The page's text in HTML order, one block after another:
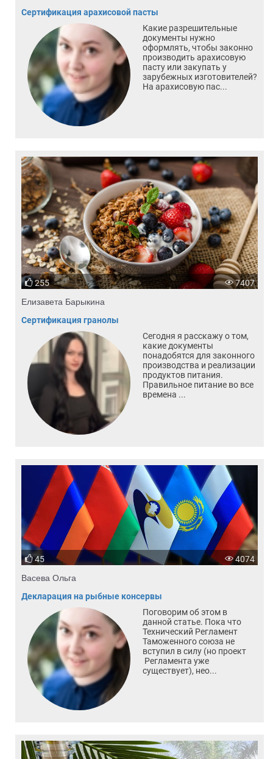
Сертификация арахисовой пасты
Какие разрешительные
документы нужно
оформлять, чтобы законно
производить арахисовую
пасту или закупать у
зарубежных изготовителей?
На арахисовую пас...
255 7407
Елизавета Барыкина
Сертификация гранолы
Сегодня я расскажу о том,
какие документы
понадобятся для законного
производства и реализации
продуктов питания.
Правильное питание во все
времена ...
45 4074
Васева Ольга
Декларация на рыбные консервы
Поговорим об этом в
данной статье. Пока что
Технический Регламент
Таможенного союза не
вступил в силу (но проект
Регламента уже
существует), нео...